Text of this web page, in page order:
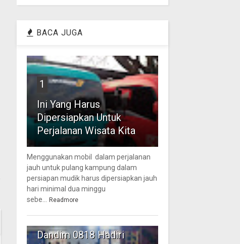
BACA JUGA
1
Ini Yang Harus
Dipersiapkan Untuk
Perjalanan Wisata Kita
Menggunakan mobil dalam perjalanan
jauh untuk pulang kampung dalam
persiapan mudik harus dipersiapkan jauh
hari minimal dua minggu
sebe... Readmore
2
Dandim 0818 Hadiri